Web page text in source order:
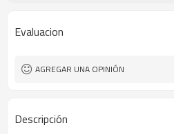
Evaluacion
AGREGAR UNA OPINIÓN
Descripción